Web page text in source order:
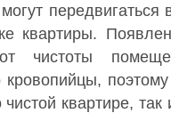
передвигаться
квартиры.
чистоты
кровопийцы, поэтому
чистой квартире,